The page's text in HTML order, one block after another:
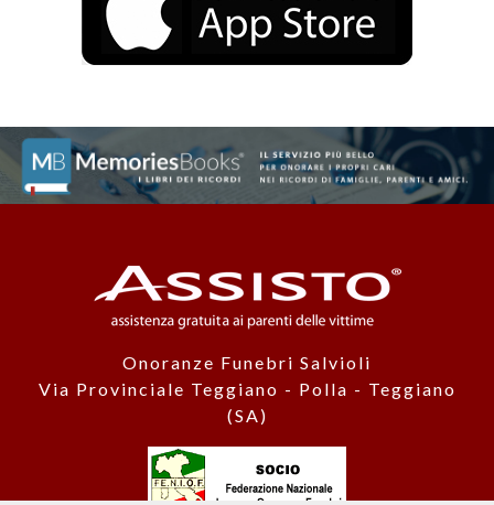
Onoranze Funebri Salvioli
Via Provinciale Teggiano - Polla - Teggiano
(SA)